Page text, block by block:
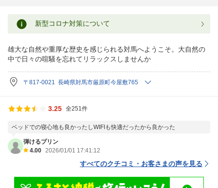
新型コロナ対策について
雄大な自然や重厚な歴史を感じられる対馬へようこそ。大自然の
中で日々の喧騒を忘れてリラックスしませんか
〒817-0021 長崎県対馬市厳原町今屋敷765
3.25 全251件
ベッドでの寝心地も良かったしWIFIも快適だったから良かった
弾けるプリン
4.00 2026/01/01 17:41:12
すべてのクチコミ・お客さまの声を見る